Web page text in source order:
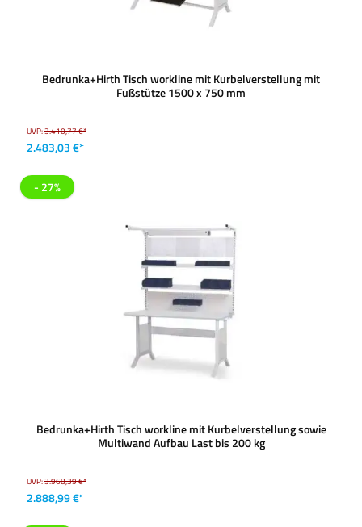
Bedrunka+Hirth Tisch workline mit Kurbelverstellung mit
Fußstütze 1500 x 750 mm
UVP:3.410,77 €*
2.483,03 €*
- 27%
Bedrunka+Hirth Tisch workline mit Kurbelverstellung sowie
Multiwand Aufbau Last bis 200 kg
UVP:3.968,39 €*
2.888,99 €*